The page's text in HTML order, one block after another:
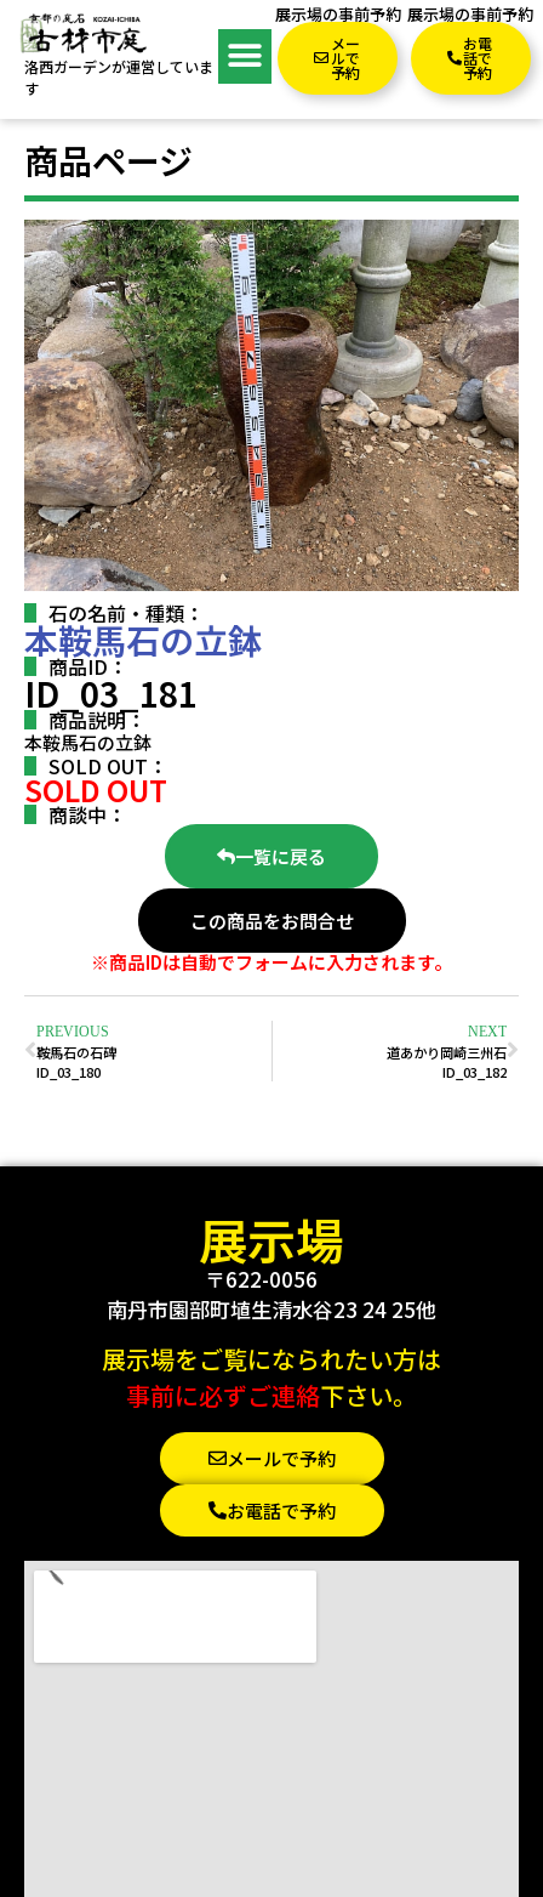
洛西ガーデンが運営していま
す
展示場の事前予約
メー
ルで
予約
展示場の事前予約
お電
話で
予約
商品ページ
石の名前・種類：
本鞍馬石の立鉢
商品ID：
ID_03_181
商品説明：
本鞍馬石の立鉢
SOLD OUT：
SOLD OUT
商談中：
一覧に戻る
この商品をお問合せ
※商品IDは自動でフォームに入力されます。
PREVIOUS
鞍馬石の石碑
ID_03_180
NEXT
道あかり岡崎三州石
ID_03_182
展示場
〒622-0056
南丹市園部町埴生清水谷23 24 25他
展示場をご覧になられたい方は
事前に必ずご連絡下さい。
メールで予約
お電話で予約